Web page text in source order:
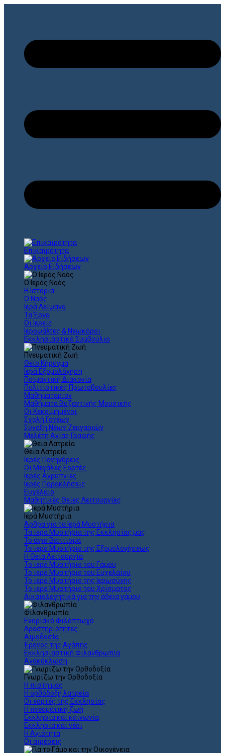
Επικαιρότητα
Αρχείο Ειδήσεων
Ο Ιερός Ναός
Η Ιστορία
Ο Ναός
Ιερά Λείψανα
Τα Έργα
Οι Ιερείς
Ιεροψάλτες & Νεωκόροι
Εκκλησιαστικό Συμβούλιο
Πνευματική Ζωή
Θείο Κήρυγμα
Ιερά Εξομολόγηση
Ποιμαντική Διακονία
Πολιτιστικές Πρωτοβουλίες
Μαθηματάριον
Μαθήματα Βυζαντινής Μουσικής
Οι Κεκοιμημένοι
Σχολή Γονέων
Σύναξη Νέων Ζευγαριών
Μελέτη Αγίας Γραφής
Θεια Λατρεία
Ιερές Πανηγύρεις
Οι Μεγάλες Εορτές
Ιερές Αγρυπνίες
Ιερές Παρακλήσεις
Ευχέλαιο
Μαθητικές Θείες Λειτουργίες
Ιερά Μυστήρια
Άρθρα για τα Ιερά Μυστήρια
Τα ιερά Μυστήρια της Εκκλησίας μας
Το άγιο Βάπτισμα
Το ιερό Μυστήριο της Εξομολογήσεως
Η Θεία Λειτουργία
Το ιερό Μυστήριο του Γάμου
Το ιερό Μυστήριο του Ευχελαίου
Το ιερό Μυστήριο της Ιερωσύνης
Το ιερό Μυστήριο του Χρίσματος
Δικαιολογητικά για την άδεια γάμου
Φιλανθρωπία
Ενοριακό Φιλόπτωχο
Δραστηριότητες
Αιμοδοσία
Έρανος της Αγάπης
Εκκλησιαστική Φιλανθρωπία
Ανακύκλωση
Γνωρίζω την Ορθοδοξία
Η πίστη μας
Η ορθόδοξη λατρεία
Οι εορτές της Εκκλησίας
Η πνευματική ζωή
Εκκλησία και κοινωνία
Εκκλησία και νέοι
Η Αγιότητα
Οι αιρέσεις